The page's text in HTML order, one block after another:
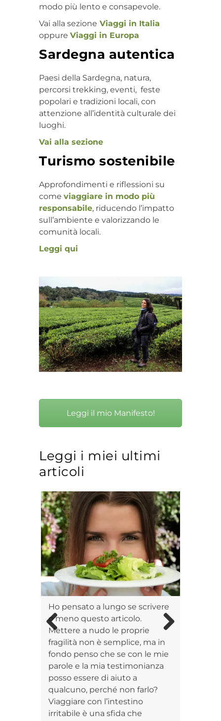
modo più lento e consapevole.
Vai alla sezione Viaggi in Italia
oppure Viaggi in Europa
Sardegna autentica
Paesi della Sardegna, natura,
percorsi trekking, eventi, feste
popolari e tradizioni locali, con
attenzione all’identità culturale dei
luoghi.
Vai alla sezione
Turismo sostenibile
Approfondimenti e riflessioni su
come viaggiare in modo più
responsabile, riducendo l’impatto
sull’ambiente e valorizzando le
comunità locali.
Leggi qui
Leggi il mio Manifesto!
Leggi i miei ultimi
articoli
Ho pensato a lungo se scrivere
o meno questo articolo.
Mettere a nudo le proprie
fragilità non è semplice, ma in
fondo penso che se con le mie
parole e la mia testimonianza
posso essere di aiuto a
qualcuno, perché non farlo?
Viaggiare con l’intestino
irritabile è una sfida che
Previous Next